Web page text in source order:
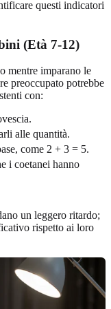
questi indicatori
(Età 7-12)
mentre imparano le
preoccupato potrebbe
con:
alle quantità.
come 2 + 3 = 5.
i coetanei hanno
un leggero ritardo;
rispetto ai loro